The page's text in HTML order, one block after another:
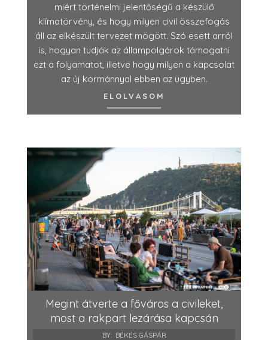
miért történelmi jelentőségű a készülő
klímatörvény, és hogy milyen civil összefogás
áll az elkészült tervezet mögött. Szó esett arról
is, hogyan tudják az állampolgárok támogatni
ezt a folyamatot, illetve hogy milyen a kapcsolat
az új kormánnyal ebben az ügyben.
ELOLVASOM
Megint átverte a főváros a civileket,
most a rakpart lezárása kapcsán
BY: BÉKÉS GÁSPÁR